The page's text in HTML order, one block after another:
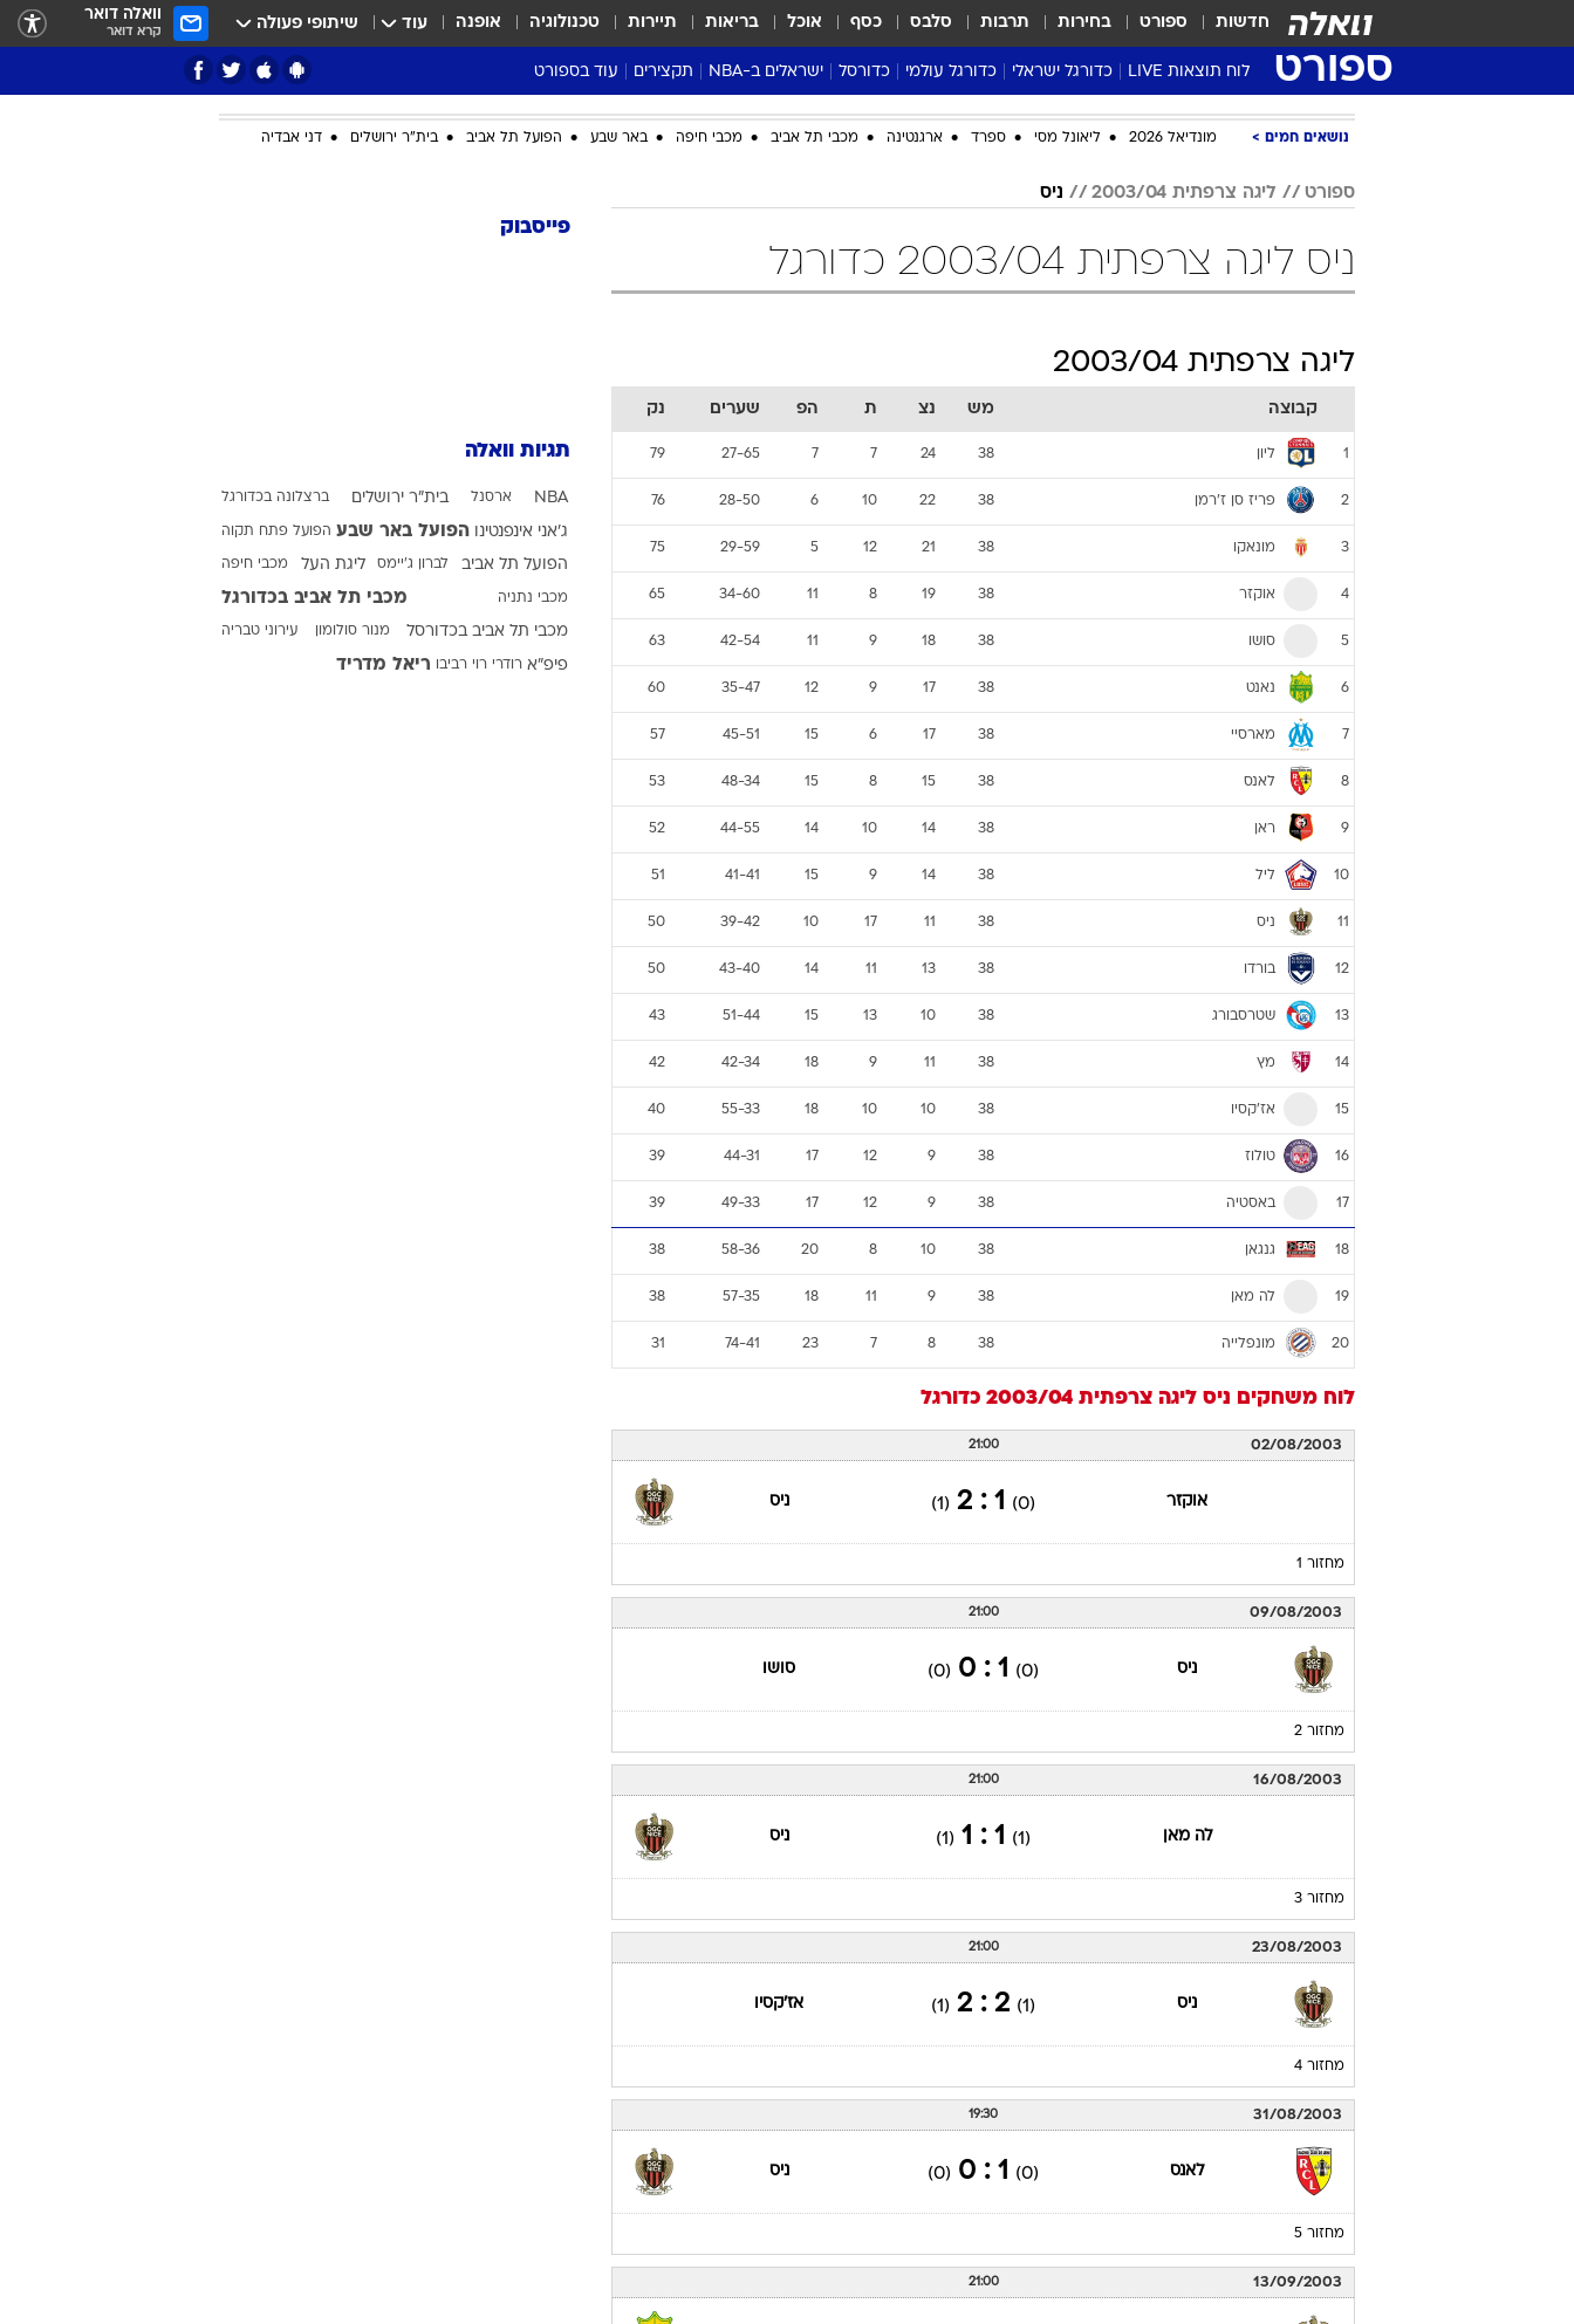
חדשות ספורט בחירות תרבות סלבס כסף אוכל בריאות תיירות טכנולוגיה אופנה עוד שיתופי פעולה וואלה דואר
קרא דואר
ספורט לוח תוצאות LIVE כדורגל ישראלי
ליגת העל Winner
גביע המדינה
שגרירים
נבחרות ישראל
ליגה א'
כדורגל עולמי
ליגה אנגלית
ליגה צרפתית
ליגת האלופות
כדורסל
ליגת העל
נבחרות ישראל בכדורסל
כדורסל נשים
ישראלים ב-NBA
דני אבדיה
תקצירים עוד בספורט
מונדיאל 2026
NBA
פודקאסטים
אבא של שבת
טראש טוק
ענפים נוספים
לוח שידורים
החידה של ספורט1
ארכיון מדורים מחוץ לקווים
4-4-2 כתבו לנו
נושאים חמים מונדיאל 2026 ליאונל מסי ספרד ארגנטינה מכבי תל אביב מכבי חיפה באר שבע הפועל תל אביב בית"ר ירושלים דני אבדיה
ספורט ליגה צרפתית 2003/04 ניס
ניס ליגה צרפתית 2003/04 כדורגל
ליגה צרפתית 2003/04
קבוצה מש נצ ת הפ שערים נק
1 ליון 38
24
7
7
27-65
79
2 פריז סן ז'רמן 38
22
10
6
28-50
76
3 מונאקו 38
21
12
5
29-59
75
4 אוקזר 38
19
8
11
34-60
65
5 סושו 38
18
9
11
42-54
63
6 נאנט 38
17
9
12
35-47
60
7 מארסיי 38
17
6
15
45-51
57
8 לאנס 38
15
8
15
48-34
53
9 ראן 38
14
10
14
44-55
52
10 ליל 38
14
9
15
41-41
51
11 ניס 38
11
17
10
39-42
50
12 בורדו 38
13
11
14
43-40
50
13 שטרסבורג 38
10
13
15
51-44
43
14 מץ 38
11
9
18
42-34
42
15 אז'קסיו 38
10
10
18
55-33
40
16 טולוז 38
9
12
17
44-31
39
17 באסטיה 38
9
12
17
49-33
39
18 גנגאן 38
10
8
20
58-36
38
19 לה מאן 38
9
11
18
57-35
38
20 מונפלייה 38
8
7
23
74-41
31
לוח משחקים ניס ליגה צרפתית 2003/04 כדורגל
02/08/2003
21:00
אוקזר (0)
1 : 2
(1) ניס
מחזור 1
09/08/2003
21:00
ניס (0)
1 : 0
(0) סושו
מחזור 2
16/08/2003
21:00
לה מאן (1)
1 : 1
(1) ניס
מחזור 3
23/08/2003
21:00
ניס (1)
2 : 2
(1) אז'קסיו
מחזור 4
31/08/2003
19:30
לאנס (0)
1 : 0
(0) ניס
מחזור 5
13/09/2003
21:00
פייסבוק
תגיות וואלה
NBA ארסנל בית"ר ירושלים ברצלונה בכדורגל
ג'אני אינפנטינו הפועל באר שבע הפועל פתח תקוה
הפועל תל אביב לברון ג'יימס ליגת העל מכבי חיפה
מכבי נתניה מכבי תל אביב בכדורגל
מכבי תל אביב בכדורסל מנור סולומון עירוני טבריה
פיפ"א רודרי רוי רביבו ריאל מדריד